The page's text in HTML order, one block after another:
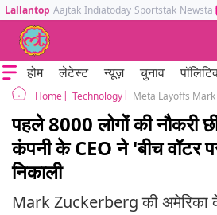
Lallantop Aajtak Indiatoday Sportstak Newstak
होम लेटेस्ट न्यूज़ चुनाव
Home Technology
पहले 8000 लोगों की नौकरी
कंपनी के CEO ने 'बीच वॉटर
निकाली
Mark Zuckerberg की